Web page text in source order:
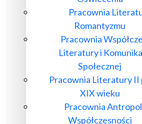
Pracownia
Romantyzmu
Pracownia
Literatury i
Społecznej
Pracownia Literatury II
XIX wieku
Pracownia
Współczesności